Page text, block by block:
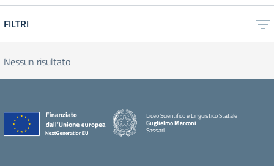
FILTRI
Nessun risultato
Liceo Scientifico e Linguistico Statale
Guglielmo Marconi
Sassari